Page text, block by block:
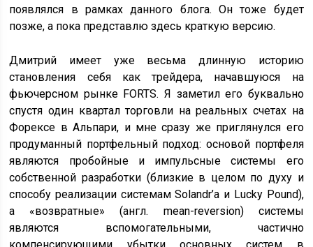
появлялся в рамках данного блога. Он тоже будет
позже, а пока представлю здесь краткую версию.
Дмитрий имеет уже весьма длинную историю
становления себя как трейдера, начавшуюся на
фьючерсном рынке FORTS. Я заметил его буквально
спустя один квартал торговли на реальных счетах на
Форексе в Альпари, и мне сразу же приглянулся его
продуманный портфельный подход: основой портфеля
являются пробойные и импульсные системы его
собственной разработки (близкие в целом по духу и
способу реализации системам Solandr’а и Lucky Pound),
а «возвратные» (англ. mean-reversion) системы
являются вспомогательными, частично